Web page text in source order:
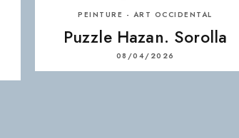
PEINTURE - ART OCCIDENTAL
Puzzle Hazan. Sorolla
08/04/2026